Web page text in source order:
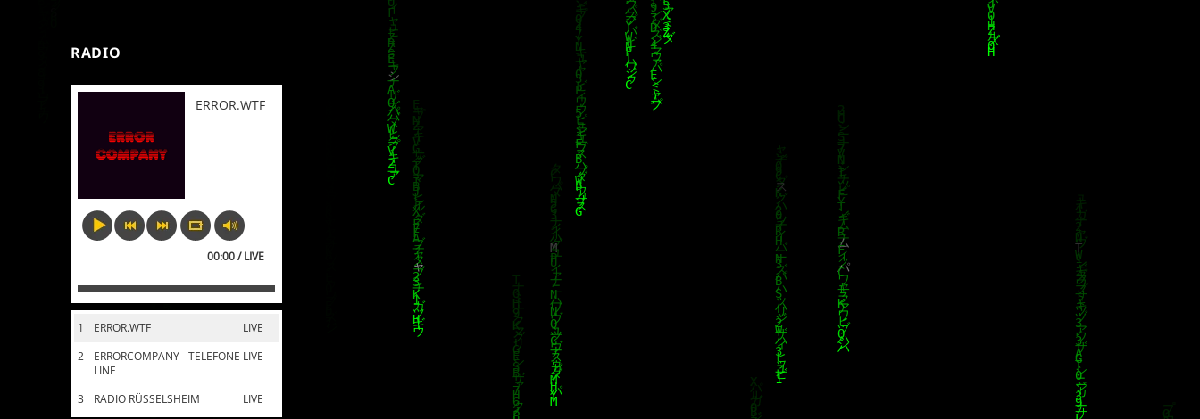
RADIO
ERROR.WTF
00:00 / LIVE
1 LIVE
ERROR.WTF
2
LIVE
ERRORCOMPANY - TELEFONE
LINE
3
LIVE
RADIO RÜSSELSHEIM